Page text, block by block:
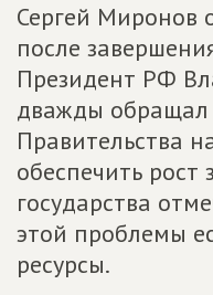
Сергей Миронов
после
Президент РФ
дважды
Правительства
обеспечить рост
государства
этой проблемы
ресурсы.